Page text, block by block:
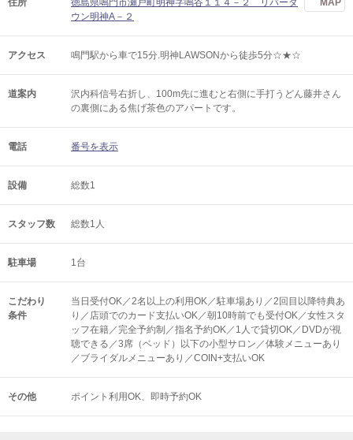
住所
徳島県鳴門市瀬戸町明神字鳴谷１１４－２ リバータ
ウン明神A－２
MAP
アクセス 鳴門駅から車で15分.明神LAWSONから徒歩5分☆★☆
道案内
沢内科信号右折し、100m先に進むと右側に手打うどん藤井さん
の裏側にある焦げ茶色のアパートです。
電話 番号を表示
設備 総数1
スタッフ数 総数1人
駐車場 1台
こだわり
条件
当日受付OK／2名以上の利用OK／駐車場あり／2回目以降特典あ
り／店頭でのカード支払いOK／朝10時前でも受付OK／女性スタ
ッフ在籍／完全予約制／指名予約OK／1人で貸切OK／DVDが視
聴できる／3席（ベッド）以下の小型サロン／体験メニューあり
／ブライダルメニューあり／COIN+支払いOK
その他 ポイント利用OK 即時予約OK